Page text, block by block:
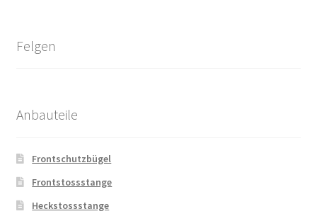
Felgen
Anbauteile
Frontschutzbügel
Frontstossstange
Heckstossstange